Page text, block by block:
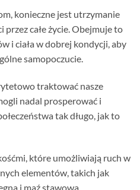
konieczne jest utrzymanie
całe życie. Obejmuje to
i ciała w dobrej kondycji, aby
samopoczucie.
traktować nasze
nadal prosperować i
tak długo, jak to
które umożliwiają ruch w
elementów, takich jak
i maź stawowa.